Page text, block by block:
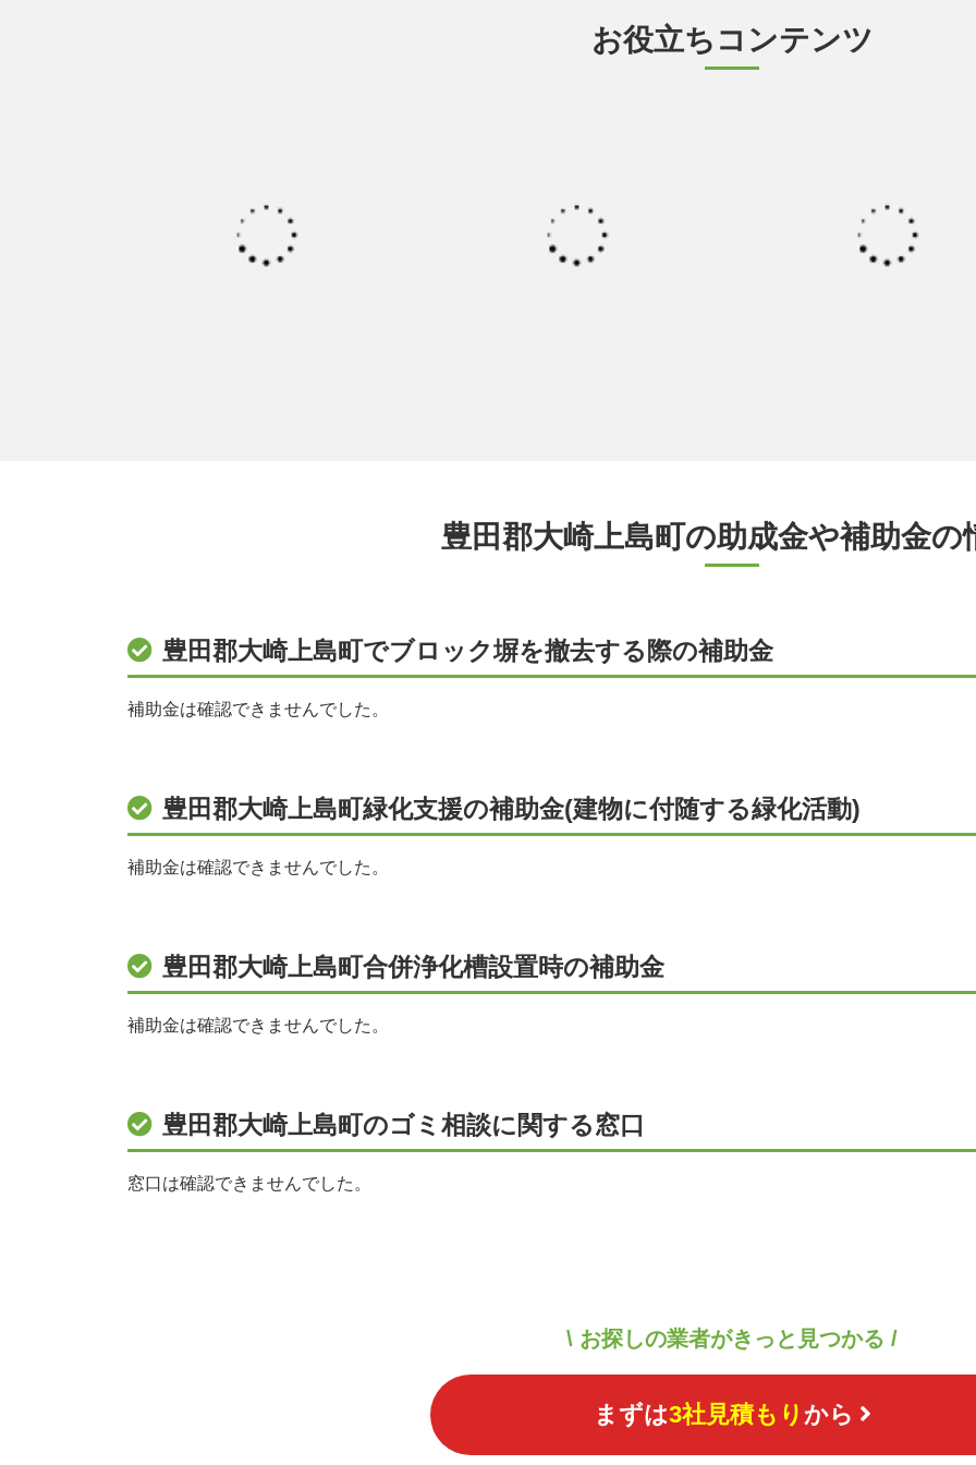
お役立ちコンテンツ
豊田郡大崎上島町の助成金や補助金の
豊田郡大崎上島町でブロック塀を撤去する際の補助金
補助金は確認できませんでした。
豊田郡大崎上島町緑化支援の補助金(建物に付随する緑化活動)
補助金は確認できませんでした。
豊田郡大崎上島町合併浄化槽設置時の補助金
補助金は確認できませんでした。
豊田郡大崎上島町のゴミ相談に関する窓口
窓口は確認できませんでした。
\ お探しの業者がきっと見つかる /
まずは3社見積もり から